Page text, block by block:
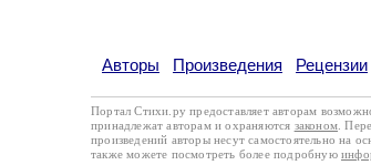
Авторы Произведения Рецензии
Портал Стихи.ру предоставляет авторам
принадлежат авторам и охраняются законом .
произведений авторы несут самостоятельно на
также можете посмотреть более подробную